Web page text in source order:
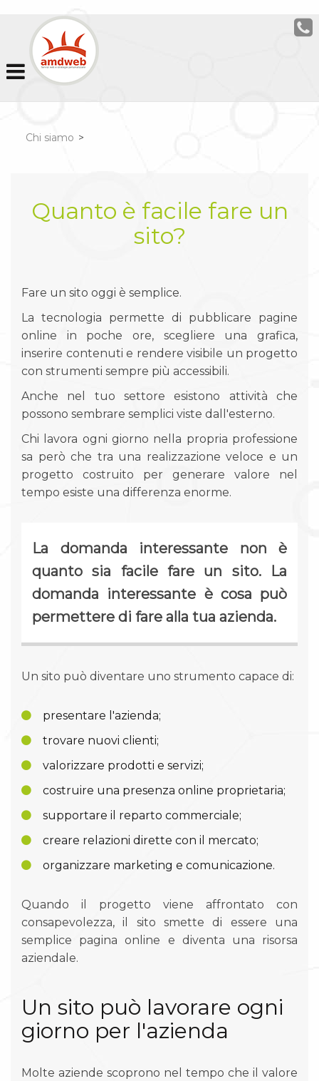
Chi siamo >
Quanto è facile fare un
sito?
Fare un sito oggi è semplice.
La tecnologia permette di pubblicare pagine
online in poche ore, scegliere una grafica,
inserire contenuti e rendere visibile un progetto
con strumenti sempre più accessibili.
Anche nel tuo settore esistono attività che
possono sembrare semplici viste dall'esterno.
Chi lavora ogni giorno nella propria professione
sa però che tra una realizzazione veloce e un
progetto costruito per generare valore nel
tempo esiste una differenza enorme.
La domanda interessante non è
quanto sia facile fare un sito. La
domanda interessante è cosa può
permettere di fare alla tua azienda.
Un sito può diventare uno strumento capace di:
presentare l'azienda;
trovare nuovi clienti;
valorizzare prodotti e servizi;
costruire una presenza online proprietaria;
supportare il reparto commerciale;
creare relazioni dirette con il mercato;
organizzare marketing e comunicazione.
Quando il progetto viene affrontato con
consapevolezza, il sito smette di essere una
semplice pagina online e diventa una risorsa
aziendale.
Un sito può lavorare ogni
giorno per l'azienda
Molte aziende scoprono nel tempo che il valore